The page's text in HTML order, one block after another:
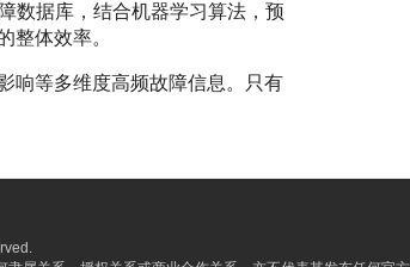
数据库，结合机器学习算法，预
整体效率。
响等多维度高频故障信息。只有